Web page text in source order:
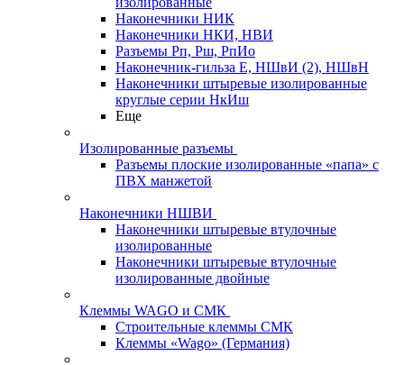
Наконечники НИК
Наконечники НКИ, НВИ
Разъемы Рп, Рш, РпИо
Наконечник-гильза Е, НШвИ (2), НШвН
Наконечники штыревые изолированные
круглые серии НкИш
Еще
Изолированные разъемы
Разъемы плоские изолированные «папа» с
ПВХ манжетой
Наконечники НШВИ
Наконечники штыревые втулочные
изолированные
Наконечники штыревые втулочные
изолированные двойные
Клеммы WAGO и СМК
Строительные клеммы СМК
Клеммы «Wago» (Германия)